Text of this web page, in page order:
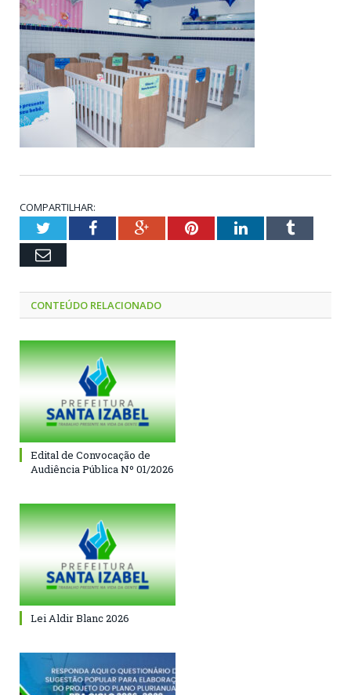
COMPARTILHAR:
TwitterFacebookGoogle+PinterestLinkedInTumblr
Email
CONTEÚDO RELACIONADO
Edital de Convocação de
Audiência Pública Nº 01/2026
Lei Aldir Blanc 2026